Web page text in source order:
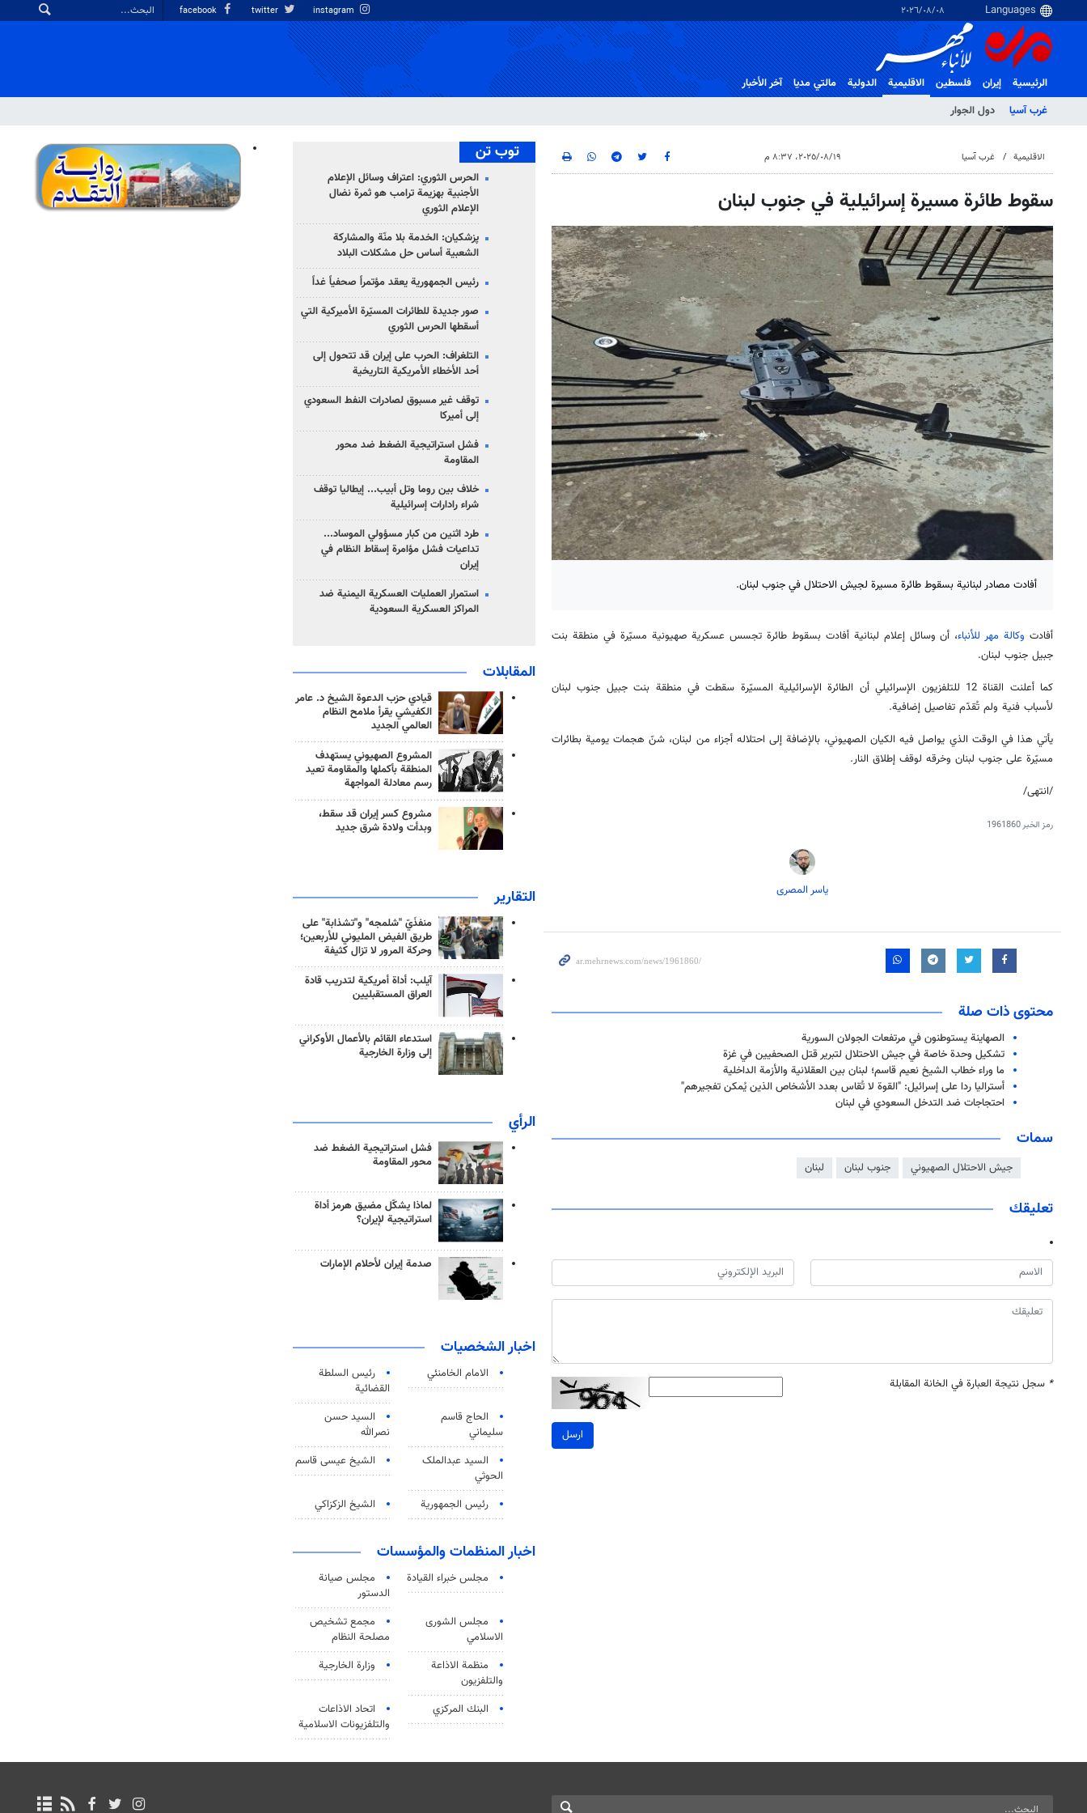
٠٨‏/٠٨‏/٢٠٢٦
الرئيسية إيران فلسطین
الاقلیمیة
غرب آسیا
دول الجوار
الدولية مالتي مدیا آخر الأخبار
الاقلیمیة غرب آسیا ١٩‏/٠٨‏/٢٠٢٥، ٨:٣٧ م
سقوط طائرة مسيرة إسرائيلية في جنوب لبنان
أفادت مصادر لبنانية بسقوط طائرة مسيرة لجيش الاحتلال في جنوب لبنان.
أفادت وكالة مهر للأنباء، أن وسائل إعلام لبنانية أفادت بسقوط طائرة تجسس عسكرية صهيونية مسيّرة في منطقة بنت
جبيل جنوب لبنان.
كما أعلنت القناة 12 للتلفزيون الإسرائيلي أن الطائرة الإسرائيلية المسيّرة سقطت في منطقة بنت جبيل جنوب لبنان
لأسباب فنية ولم تُقدّم تفاصيل إضافية.
يأتي هذا في الوقت الذي يواصل فيه الكيان الصهيوني، بالإضافة إلى احتلاله أجزاء من لبنان، شنّ هجمات يومية بطائرات
مسيّرة على جنوب لبنان وخرقه لوقف إطلاق النار.
/انتهى/
رمز الخبر1961860
یاسر المصری
محتوى ذات صلة
الصهاينة يستوطنون في مرتفعات الجولان السورية
تشكيل وحدة خاصة في جيش الاحتلال لتبرير قتل الصحفيين في غزة
ما وراء خطاب الشيخ نعيم قاسم؛ لبنان بين العقلانية والأزمة الداخلية
أستراليا ردا على إسرائيل: "القوة لا تُقاس بعدد الأشخاص الذين يُمكن تفجيرهم"
احتجاجات ضد التدخل السعودي في لبنان
سمات
جيش الاحتلال الصهيوني جنوب لبنان لبنان
تعليقك
* سجل نتيجة العبارة في الخانة المقابلة
ارسل
توب تن
الحرس الثوري: اعتراف وسائل الإعلام
الأجنبية بهزيمة ترامب هو ثمرة نضال
الإعلام الثوري
پزشکیان: الخدمة بلا منّة والمشاركة
الشعبية أساس حل مشكلات البلاد
رئيس الجمهورية يعقد مؤتمراً صحفياً غداً
صور جديدة للطائرات المسيّرة الأميركية التي
أسقطها الحرس الثوري
التلغراف: الحرب على إيران قد تتحول إلى
أحد الأخطاء الأمريكية التاريخية
توقف غير مسبوق لصادرات النفط السعودي
إلى أميركا
فشل استراتيجية الضغط ضد محور
المقاومة
خلاف بين روما وتل أبيب... إيطاليا توقف
شراء رادارات إسرائيلية
طرد اثنين من كبار مسؤولي الموساد...
تداعيات فشل مؤامرة إسقاط النظام في
إيران
استمرار العمليات العسكرية اليمنية ضد
المراكز العسكرية السعودية
المقابلات
قيادي حزب الدعوة الشيخ د. عامر
الكفيشي يقرأ ملامح النظام
العالمي الجديد
المشروع الصهيوني يستهدف
المنطقة بأكملها والمقاومة تعيد
رسم معادلة المواجهة
مشروع كسر إيران قد سقط،
وبدأت ولادة شرق جديد
التقارير
منفذَيّ "شلمجه" و"تشذابة" على
طريق الفيض المليوني للأربعين؛
وحركة المرور لا تزال كثيفة
آيلب: أداة أمريكية لتدريب قادة
العراق المستقبليين
استدعاء القائم بالأعمال الأوكراني
إلى وزارة الخارجية
الرأي
فشل استراتيجية الضغط ضد
محور المقاومة
لماذا يشكّل مضيق هرمز أداة
استراتيجية لإيران؟
صدمة إيران لأحلام الإمارات
اخبار الشخصيات
الامام الخامنئي
رئیس السلطة
القضائیة
الحاج قاسم
سليماني
السيد حسن
نصرالله
السید عبدالملک
الحوثي
الشيخ عيسى قاسم
رئيس الجمهورية الشيخ الزكزاكي
اخبار المنظمات والمؤسسات
مجلس خبراء القيادة
مجلس صيانة
الدستور
مجلس الشورى
الاسلامي
مجمع تشخيص
مصلحة النظام
منظمة الاذاعة
والتلفزیون
وزارة الخارجية
البنك المركزي
اتحاد الاذاعات
والتلفزيونات الاسلامية